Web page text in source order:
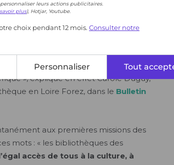
leurs actions publicitaires.
plus), Hotjar, Youtube.
choix pendant 12 mois. Consulter notre
Personnaliser Tout